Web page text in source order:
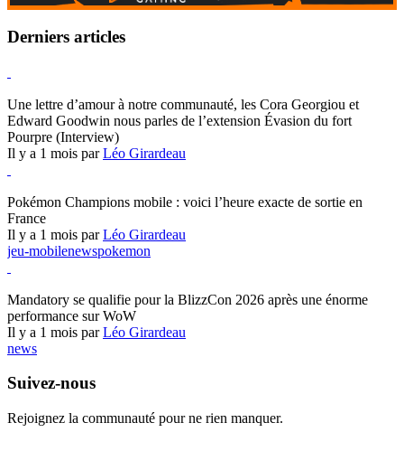
Derniers articles
Une lettre d’amour à notre communauté, les Cora Georgiou et
Edward Goodwin nous parles de l’extension Évasion du fort
Pourpre (Interview)
Il y a 1 mois parLéo Girardeau
Pokémon Champions mobile : voici l’heure exacte de sortie en
France
Il y a 1 mois parLéo Girardeau
jeu-mobilenewspokemon
Mandatory se qualifie pour la BlizzCon 2026 après une énorme
performance sur WoW
Il y a 1 mois parLéo Girardeau
news
Suivez-nous
Rejoignez la communauté pour ne rien manquer.